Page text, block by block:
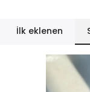
İlk eklenen